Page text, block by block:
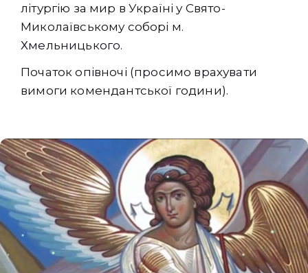
літургію за мир в Україні у Свято-
Миколаївському соборі м.
Хмельницького.
Початок опівночі (просимо врахувати
вимоги комендантської години).